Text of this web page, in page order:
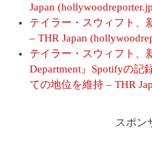
Japan
テイラー・スウィフト、
– THR Japan
テイラー・スウィフト、
Department』Spotifyの記
ての地位を維持 – THR
スポン